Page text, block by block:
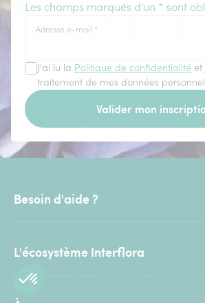
Les champs marqués d'un * sont
Adresse e-mail *
J'ai lu la Politique de confidentialité et
traitement de mes données
Valider mon
Besoin d'aide ?
L'écosystème Interflora